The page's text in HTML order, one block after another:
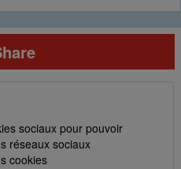
sociaux pour pouvoir
réseaux sociaux
cookies